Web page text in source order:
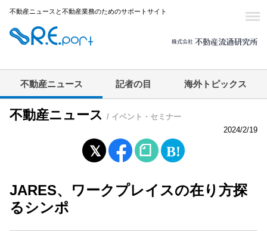
不動産ニュースと不動産業務のためのサポートサイト
不動産ニュース 記者の目 海外トピックス
不動産ニュース / イベント・セミナー
2024/2/19
JARES、ワークプレイスの在り方探
るシンポ